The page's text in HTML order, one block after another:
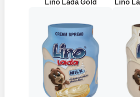
Lino Lada Gold Lino